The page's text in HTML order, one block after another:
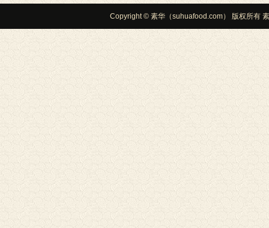
Copyright © 素华（suhuafood.com） 版权所有